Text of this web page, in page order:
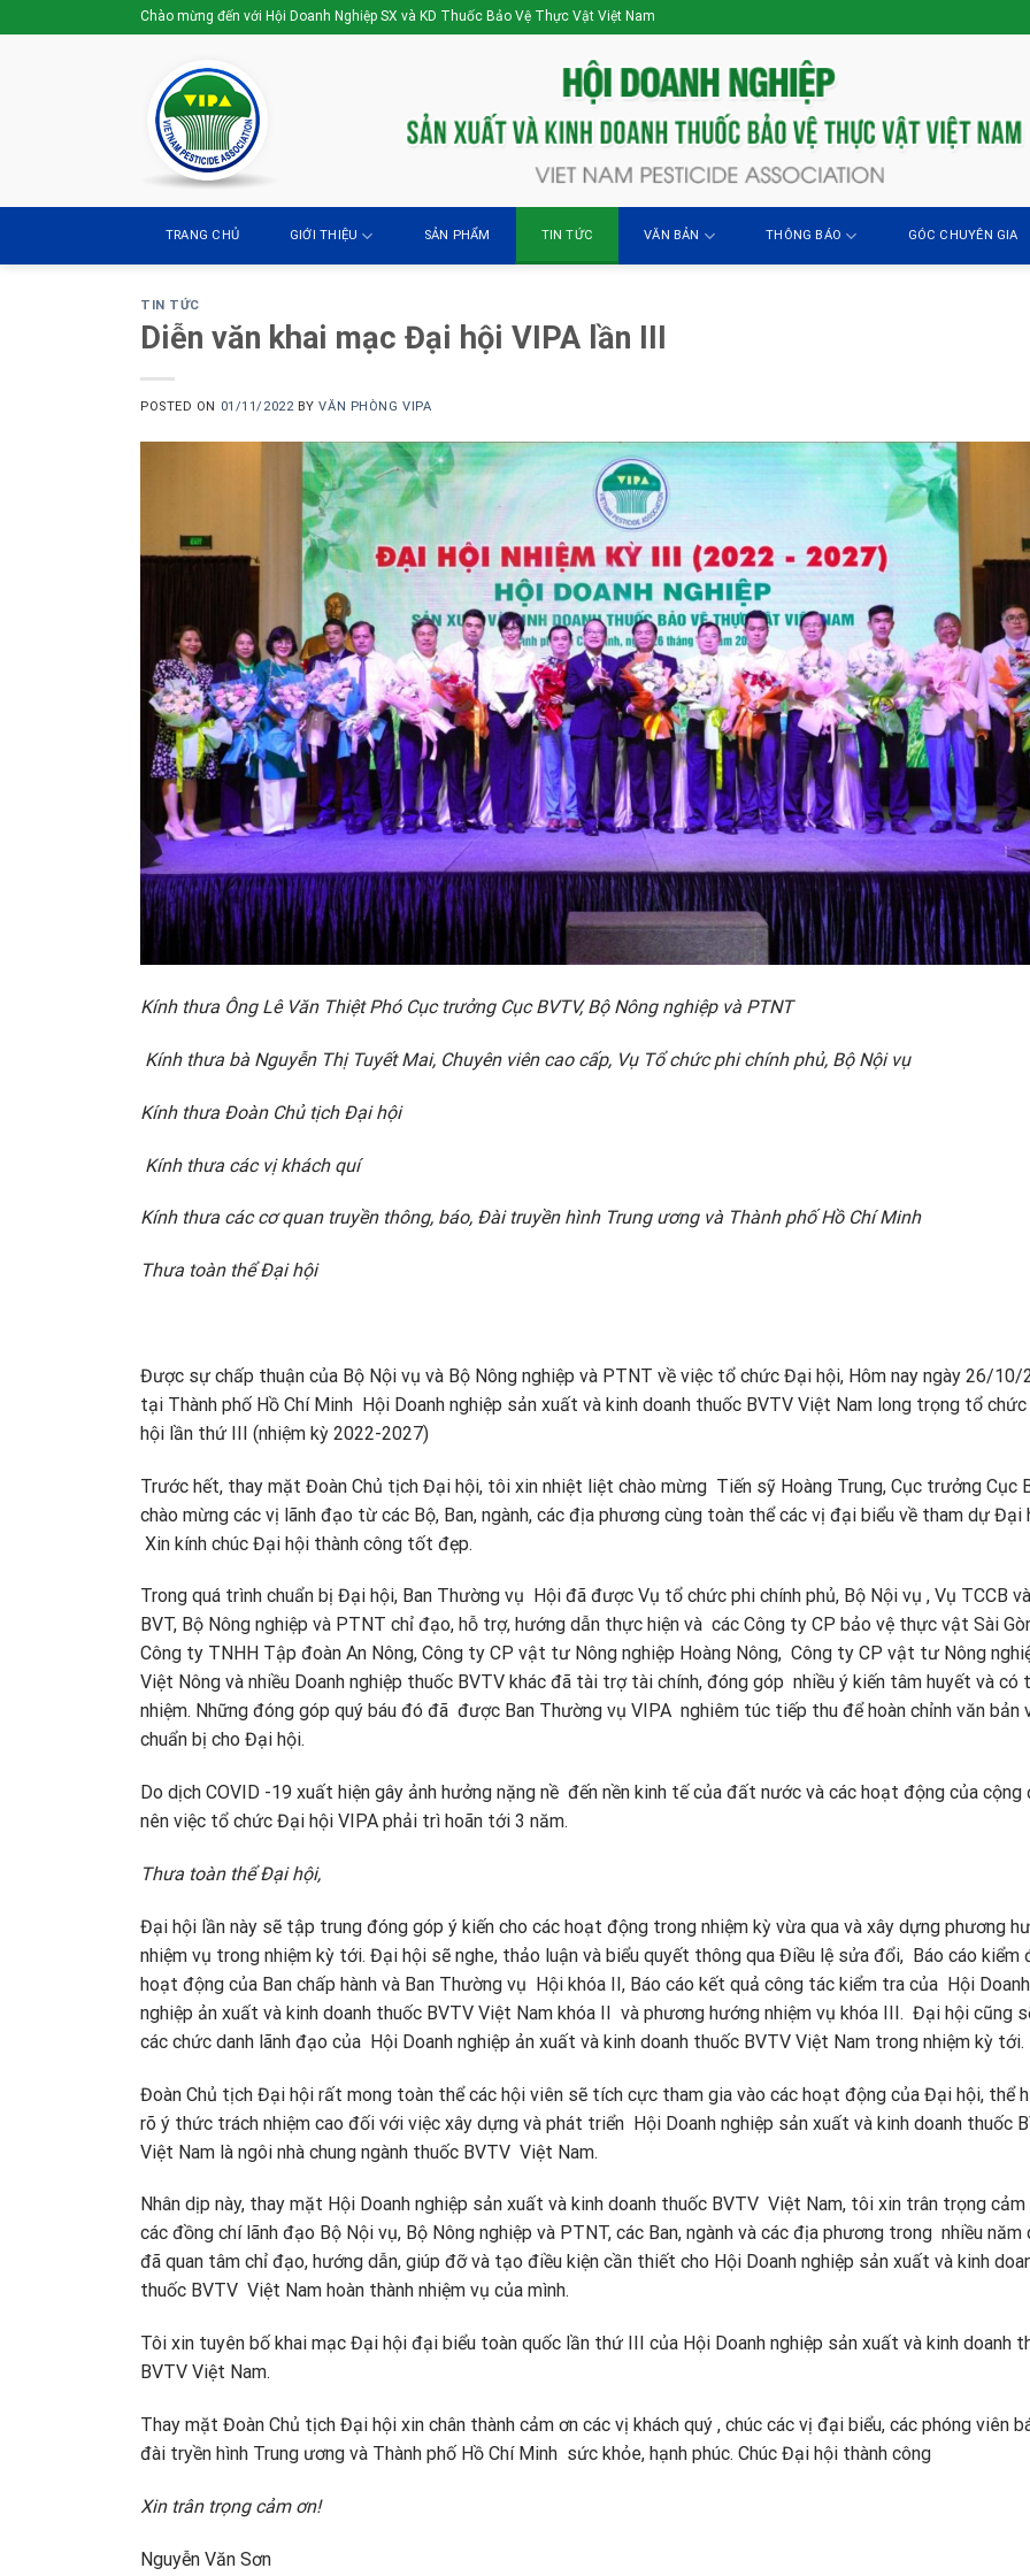
to
Chào mừng đến với Hội Doanh Nghiệp SX và KD Thuốc Bảo Vệ Thực Vật Việt Nam
TRANG CHỦ GIỚI THIỆU SẢN PHẨM TIN TỨC VĂN BẢN THÔNG BÁO GÓC CHUYÊN GIA
TIN TỨC
Diễn văn khai mạc Đại hội VIPA lần III
POSTED ON 01/11/2022 BYVĂN PHÒNG VIPA
Kính thưa Ông Lê Văn Thiệt Phó Cục trưởng Cục BVTV, Bộ Nông nghiệp và PTNT
Kính thưa bà Nguyễn Thị Tuyết Mai, Chuyên viên cao cấp, Vụ Tổ chức phi chính phủ, Bộ Nội vụ
Kính thưa Đoàn Chủ tịch Đại hội
Kính thưa các vị khách quí
Kính thưa các cơ quan truyền thông, báo, Đài truyền hình Trung ương và Thành phố Hồ Chí Minh
Thưa toàn thể Đại hội
Được sự chấp thuận của Bộ Nội vụ và Bộ Nông nghiệp và PTNT về việc tổ chức Đại hội, Hôm nay ngày 26/10/
tại Thành phố Hồ Chí Minh Hội Doanh nghiệp sản xuất và kinh doanh thuốc BVTV Việt Nam long trọng tổ
hội lần thứ III (nhiệm kỳ 2022-2027)
Trước hết, thay mặt Đoàn Chủ tịch Đại hội, tôi xin nhiệt liệt chào mừng Tiến sỹ Hoàng Trung, Cục trưởng Cục
chào mừng các vị lãnh đạo từ các Bộ, Ban, ngành, các địa phương cùng toàn thể các vị đại biểu về tham dự Đại
Xin kính chúc Đại hội thành công tốt đẹp.
Trong quá trình chuẩn bị Đại hội, Ban Thường vụ Hội đã được Vụ tổ chức phi chính phủ, Bộ Nội vụ , Vụ TCCB
BVT, Bộ Nông nghiệp và PTNT chỉ đạo, hỗ trợ, hướng dẫn thực hiện và các Công ty CP bảo vệ thực vật Sài
Công ty TNHH Tập đoàn An Nông, Công ty CP vật tư Nông nghiệp Hoàng Nông, Công ty CP vật tư Nông
Việt Nông và nhiều Doanh nghiệp thuốc BVTV khác đã tài trợ tài chính, đóng góp nhiều ý kiến tâm huyết và có
nhiệm. Những đóng góp quý báu đó đã được Ban Thường vụ VIPA nghiêm túc tiếp thu để hoàn chỉnh văn bản
chuẩn bị cho Đại hội.
Do dịch COVID -19 xuất hiện gây ảnh hưởng nặng nề đến nền kinh tế của đất nước và các hoạt động của cộng
nên việc tổ chức Đại hội VIPA phải trì hoãn tới 3 năm.
Thưa toàn thể Đại hội,
Đại hội lần này sẽ tập trung đóng góp ý kiến cho các hoạt động trong nhiệm kỳ vừa qua và xây dựng phương
nhiệm vụ trong nhiệm kỳ tới. Đại hội sẽ nghe, thảo luận và biểu quyết thông qua Điều lệ sửa đổi, Báo cáo kiểm
hoạt động của Ban chấp hành và Ban Thường vụ Hội khóa II, Báo cáo kết quả công tác kiểm tra của Hội Doanh
nghiệp ản xuất và kinh doanh thuốc BVTV Việt Nam khóa II và phương hướng nhiệm vụ khóa III. Đại hội cũng
các chức danh lãnh đạo của Hội Doanh nghiệp ản xuất và kinh doanh thuốc BVTV Việt Nam trong nhiệm kỳ tới.
Đoàn Chủ tịch Đại hội rất mong toàn thể các hội viên sẽ tích cực tham gia vào các hoạt động của Đại hội, thể
rõ ý thức trách nhiệm cao đối với việc xây dựng và phát triển Hội Doanh nghiệp sản xuất và kinh doanh thuốc
Việt Nam là ngôi nhà chung ngành thuốc BVTV Việt Nam.
Nhân dịp này, thay mặt Hội Doanh nghiệp sản xuất và kinh doanh thuốc BVTV Việt Nam, tôi xin trân trọng cảm
các đồng chí lãnh đạo Bộ Nội vụ, Bộ Nông nghiệp và PTNT, các Ban, ngành và các địa phương trong nhiều năm
đã quan tâm chỉ đạo, hướng dẫn, giúp đỡ và tạo điều kiện cần thiết cho Hội Doanh nghiệp sản xuất và kinh
thuốc BVTV Việt Nam hoàn thành nhiệm vụ của mình.
Tôi xin tuyên bố khai mạc Đại hội đại biểu toàn quốc lần thứ III của Hội Doanh nghiệp sản xuất và kinh doanh
BVTV Việt Nam.
Thay mặt Đoàn Chủ tịch Đại hội xin chân thành cảm ơn các vị khách quý , chúc các vị đại biểu, các phóng viên
đài tryền hình Trung ương và Thành phố Hồ Chí Minh sức khỏe, hạnh phúc. Chúc Đại hội thành công
Xin trân trọng cảm ơn!
Nguyễn Văn Sơn